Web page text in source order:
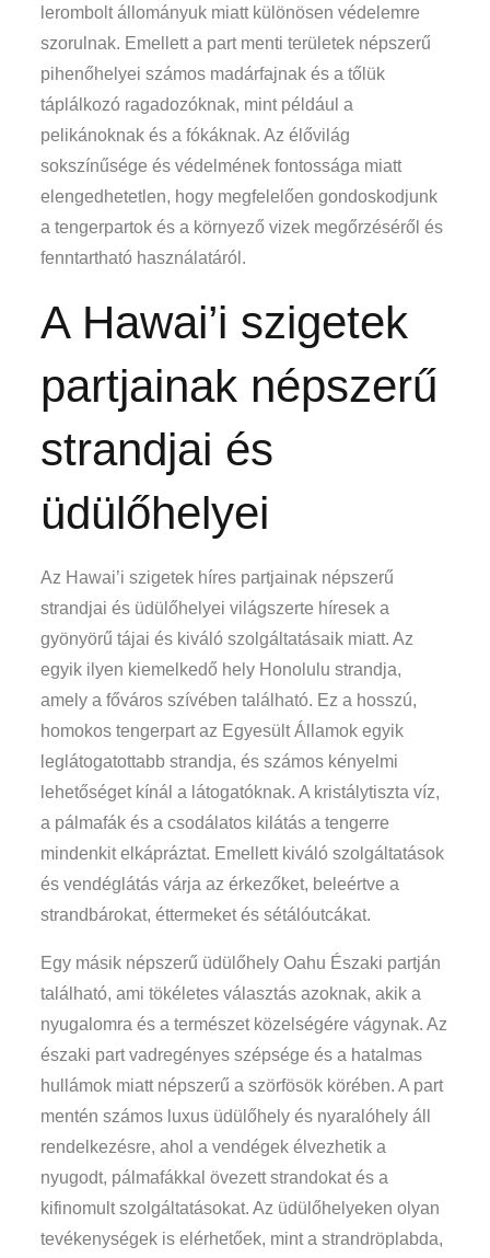
lerombolt állományuk miatt különösen védelemre
szorulnak. Emellett a part menti területek népszerű
pihenőhelyei számos madárfajnak és a tőlük
táplálkozó ragadozóknak, mint például a
pelikánoknak és a fókáknak. Az élővilág
sokszínűsége és védelmének fontossága miatt
elengedhetetlen, hogy megfelelően gondoskodjunk
a tengerpartok és a környező vizek megőrzéséről és
fenntartható használatáról.
A Hawai’i szigetek
partjainak népszerű
strandjai és
üdülőhelyei
Az Hawai’i szigetek híres partjainak népszerű
strandjai és üdülőhelyei világszerte híresek a
gyönyörű tájai és kiváló szolgáltatásaik miatt. Az
egyik ilyen kiemelkedő hely Honolulu strandja,
amely a főváros szívében található. Ez a hosszú,
homokos tengerpart az Egyesült Államok egyik
leglátogatottabb strandja, és számos kényelmi
lehetőséget kínál a látogatóknak. A kristálytiszta víz,
a pálmafák és a csodálatos kilátás a tengerre
mindenkit elkápráztat. Emellett kiváló szolgáltatások
és vendéglátás várja az érkezőket, beleértve a
strandbárokat, éttermeket és sétálóutcákat.
Egy másik népszerű üdülőhely Oahu Északi partján
található, ami tökéletes választás azoknak, akik a
nyugalomra és a természet közelségére vágynak. Az
északi part vadregényes szépsége és a hatalmas
hullámok miatt népszerű a szörfösök körében. A part
mentén számos luxus üdülőhely és nyaralóhely áll
rendelkezésre, ahol a vendégek élvezhetik a
nyugodt, pálmafákkal övezett strandokat és a
kifinomult szolgáltatásokat. Az üdülőhelyeken olyan
tevékenységek is elérhetőek, mint a strandröplabda,